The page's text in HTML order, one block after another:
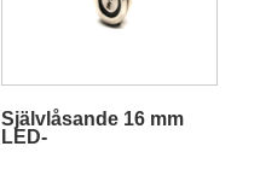
Självlåsande 16 mm
LED-